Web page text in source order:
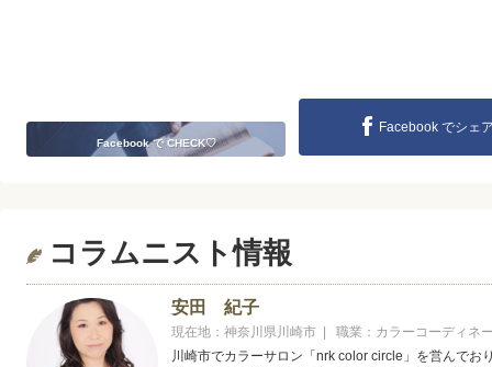
Facebook で CHECK♡
Facebook でシェ
コラムニスト情報
安田 紀子
現在地：神奈川県川崎市 | 職業：カラーコーディネ
川崎市でカラーサロン「nrk color circle」を営んでお